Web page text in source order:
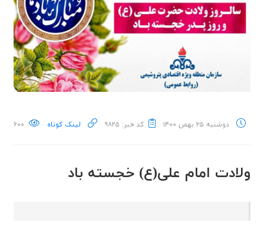
دوشنبه ۲۵ بهمن ۱۴۰۰ کد خبر: ۹۸۲۵ لینک کوتاه ۶۰۰
ولادت امام علی(ع) خجسته باد